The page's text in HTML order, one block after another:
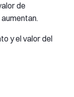
de
y el valor del